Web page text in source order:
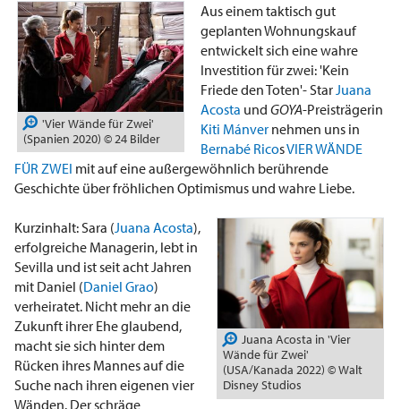
'Vier Wände für Zwei'
(Spanien 2020) © 24 Bilder
Aus einem taktisch gut
geplanten Wohnungskauf
entwickelt sich eine wahre
Investition für zwei: 'Kein
Friede den Toten'- Star Juana
Acosta und GOYA-Preisträgerin
Kiti Mánver nehmen uns in
Bernabé RicosVIER WÄNDE
FÜR ZWEI mit auf eine außergewöhnlich berührende
Geschichte über fröhlichen Optimismus und wahre Liebe.
Juana Acosta in 'Vier
Wände für Zwei'
(USA/Kanada 2022) © Walt
Disney Studios
Kurzinhalt: Sara (Juana Acosta),
erfolgreiche Managerin, lebt in
Sevilla und ist seit acht Jahren
mit Daniel (Daniel Grao)
verheiratet. Nicht mehr an die
Zukunft ihrer Ehe glaubend,
macht sie sich hinter dem
Rücken ihres Mannes auf die
Suche nach ihren eigenen vier
Wänden. Der schräge